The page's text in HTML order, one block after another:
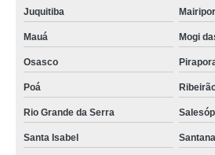
qual o preço de rack metálico de ti Vila Albertina
racks de ti data center Volta Redonda
projeto para rack ti pequeno Chácara Inglesa
rack de ti de metal valor Gericinó
qual o preço de rack de metal para ti Jardim
Juquitiba
Mauá Mogi
Osasco
Poá
Rio Grande da Serra
Santa Isabel